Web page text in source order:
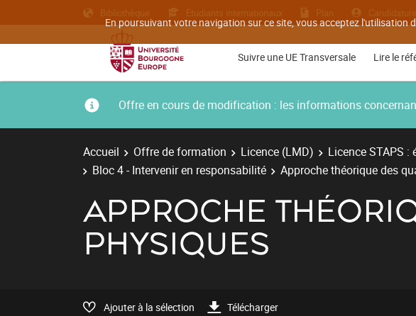
En poursuivant votre navigation sur ce site, vous acceptez l'utilisation
Bibliothèque Etudiants internationaux Plan
Suivre une UE Transversale Lire le
Offre en cours de modification : les informations
Accueil Offre de formation Licence (LMD) Licence STAPS
Bloc 4 - Intervenir en responsabilité
Approche théorique des
APPROCHE
PHYSIQUES
Ajouter à la sélection Télécharger